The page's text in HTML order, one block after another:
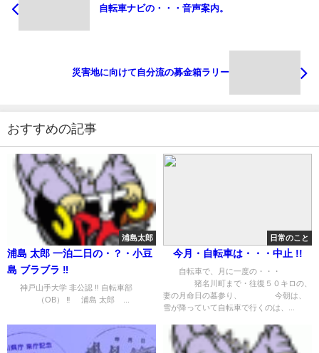
自転車ナビの・・・音声案内。
災害地に向けて自分流の募金箱ラリー
おすすめの記事
浦島太郎
浦島 太郎 一泊二日の・？・小豆
島 ブラブラ ‼︎
神戸山手大学 非公認 ‼︎ 自転車部
（OB） ‼︎ 浦島 太郎 ...
日常のこと
今月・自転車は・・・中止 !!
自転車で、月に一度の・・・
猪名川町まで・往復５０キロの、
妻の月命日の墓参り、 今朝は、
雪が降っていて自転車で行くのは、...